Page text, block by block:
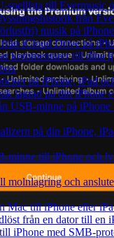
spellista till Evermusic
från
musik på iPhone
iCloud Drive på
kommentarer till dina
på iPhone, iPad
lagrad pa din iPhone
USB-minne på
på din iPhone,
minne till iPhone och
molnlagring och
Mac till iPhone eller
från en dator till en
iPhone med SMB-